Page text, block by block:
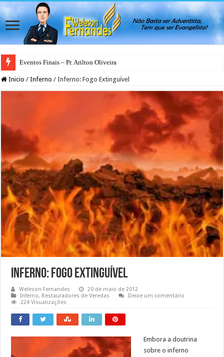
Eventos Finais – Pr. Arilton Oliveira
Inicio / Inferno / Inferno: Fogo Extinguível
Inferno: Fogo Extinguível
Weleson Fernandes
20 de maio de 2012
Inferno, Restauradores de Veredas
Deixe um comentário
224 Visualizações
Embora a doutrina
sobre o inferno